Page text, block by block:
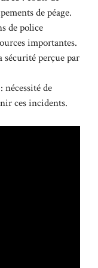
de péage.
de police
importantes.
sécurité perçue par
: nécessité de
ces incidents.